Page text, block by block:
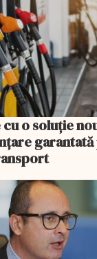
cu o soluție